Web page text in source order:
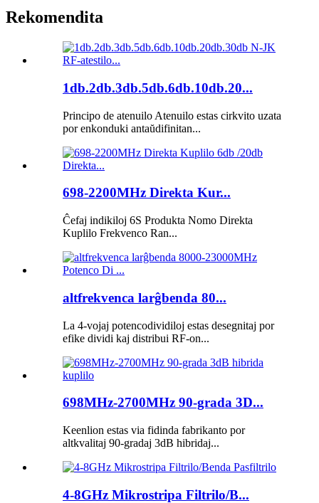
Rekomendita
1db.2db.3db.5db.6db.10db.20...
Principo de atenuilo Atenuilo estas cirkvito uzata
por enkonduki antaŭdifinitan...
698-2200MHz Direkta Kur...
Ĉefaj indikiloj 6S Produkta Nomo Direkta
Kuplilo Frekvenco Ran...
altfrekvenca larĝbenda 80...
La 4-vojaj potencodividiloj estas desegnitaj por
efike dividi kaj distribui RF-on...
698MHz-2700MHz 90-grada 3D...
Keenlion estas via fidinda fabrikanto por
altkvalitaj 90-gradaj 3dB hibridaj...
4-8GHz Mikrostripa Filtrilo/B...